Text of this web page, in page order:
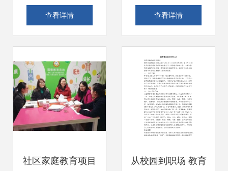
安全生产
查看详情
大海外留学服务机
查看详情
社区家庭教育项目 从校园到职场 教育